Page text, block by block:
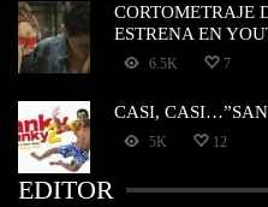
CORTOMETRAJE
ESTRENA EN
6.5K 7
CASI,
5K 12
EDITOR